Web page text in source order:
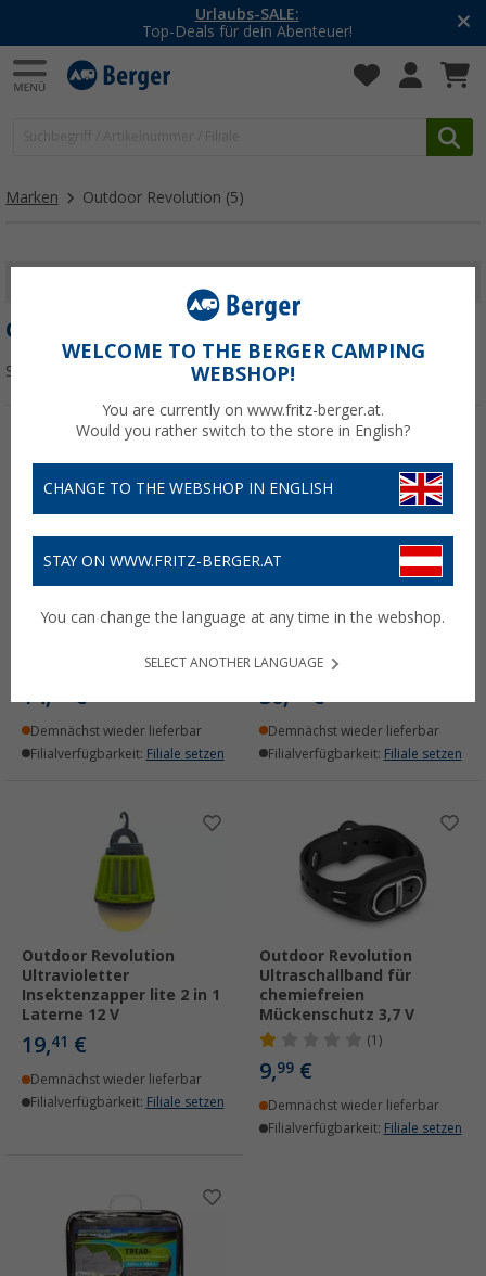
Urlaubs-SALE:
Top-Deals für dein Abenteuer!
Marken Outdoor Revolution (5)
OUTDOOR REVOLUTION
Sortieren:
Campinglaterne 3,7 V
14, €
Demnächst wieder lieferbar
Filialverfügbarkeit: Filiale setzen
Outdoor Revolution
Insektenzapper 2 in 1
30, €
Demnächst wieder lieferbar
Filialverfügbarkeit: Filiale setzen
Outdoor Revolution
Ultravioletter
Insektenzapper lite 2 in 1
Laterne 12 V
19,41 €
Demnächst wieder lieferbar
Filialverfügbarkeit: Filiale setzen
Outdoor Revolution
Ultraschallband für
chemiefreien
Mückenschutz 3,7 V
(1)
9,99 €
Demnächst wieder lieferbar
Filialverfügbarkeit: Filiale setzen
WELCOME TO THE BERGER CAMPING
WEBSHOP!
You are currently on www.fritz-berger.at.
Would you rather switch to the store in English?
CHANGE TO THE WEBSHOP IN ENGLISH
STAY ON WWW.FRITZ-BERGER.AT
You can change the language at any time in the webshop.
SELECT ANOTHER LANGUAGE